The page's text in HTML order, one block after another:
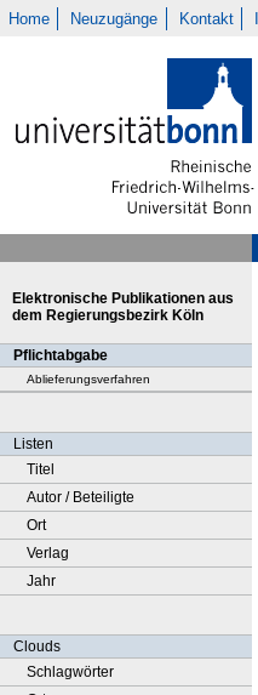
Home Neuzugänge Kontakt
Elektronische Publikationen aus
dem Regierungsbezirk Köln
Pflichtabgabe
Ablieferungsverfahren
Listen
Titel
Autor / Beteiligte
Ort
Verlag
Jahr
Clouds
Schlagwörter